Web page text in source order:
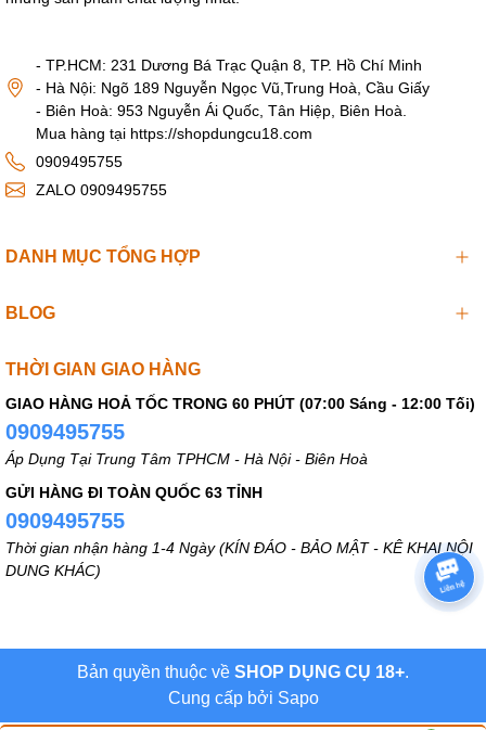
Thiết Kế 2 Đầu Tiện Lợi
- TP.HCM: 231 Dương Bá Trạc Quận 8, TP. Hồ Chí Minh
- Hà Nội: Ngõ 189 Nguyễn Ngọc Vũ,Trung Hoà, Cầu Giấy
- Biên Hoà: 953 Nguyễn Ái Quốc, Tân Hiệp, Biên Hoà.
Mua hàng tại https://shopdungcu18.com
0909495755
ZALO 0909495755
DANH MỤC TỔNG HỢP
BLOG
THỜI GIAN GIAO HÀNG
GIAO HÀNG HOẢ TỐC TRONG 60 PHÚT (07:00 Sáng - 12:00 Tối)
0909495755
Áp Dụng Tại Trung Tâm TPHCM - Hà Nội - Biên Hoà
GỬI HÀNG ĐI TOÀN QUỐC 63 TỈNH
0909495755
Thời gian nhận hàng 1-4 Ngày (KÍN ĐÁO - BẢO MẬT - KÊ KHAI NỘI
DUNG KHÁC)
Bản quyền thuộc về SHOP DỤNG CỤ 18+.
Cung cấp bởi Sapo